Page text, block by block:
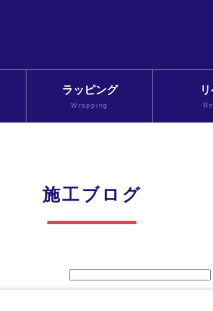
ラッピング
Wrapping
施工ブログ